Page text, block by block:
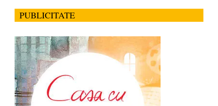
PUBLICITATE